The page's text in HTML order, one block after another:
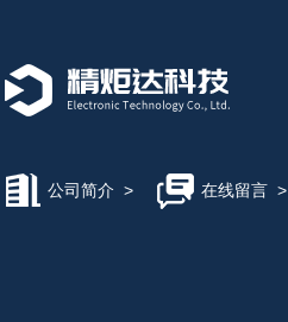
公司简介 > 在线留言>